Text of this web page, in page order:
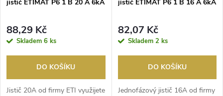
jistič ETIMAT P6 1 B 20 A 6kA
88,29 Kč
Skladem 6 ks
DO KOŠÍKU
Jistič 20A od firmy ETI využijete
jistič ETIMAT P6 1 B 16 A 6kA
82,07 Kč
Skladem 2 ks
DO KOŠÍKU
Jednofázový jistič 16A od firmy